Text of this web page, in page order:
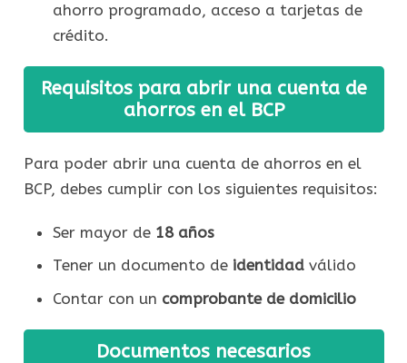
ahorro programado, acceso a tarjetas de
crédito.
Requisitos para abrir una cuenta de
ahorros en el BCP
Para poder abrir una cuenta de ahorros en el
BCP, debes cumplir con los siguientes requisitos:
Ser mayor de 18 años
Tener un documento de identidadválido
Contar con un comprobante de domicilio
Documentos necesarios